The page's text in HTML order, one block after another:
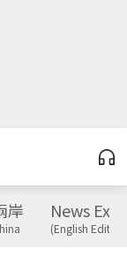
岸 News
(English